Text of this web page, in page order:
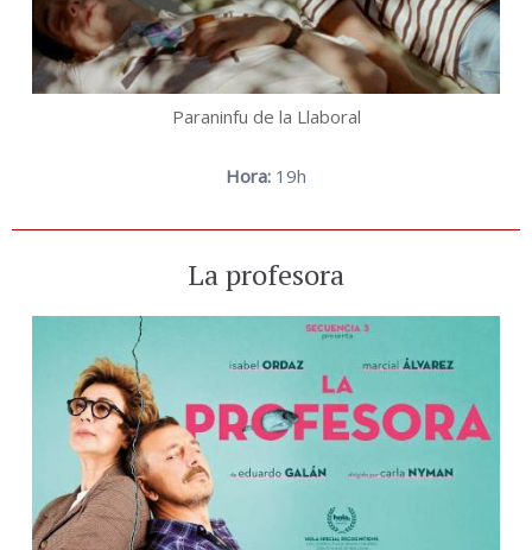
Paraninfu de la Llaboral
Hora: 19h
La profesora